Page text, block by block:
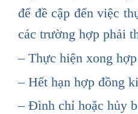
để đề cập đến việc
các trường hợp phải
– Thực hiện xong
– Hết hạn hợp đồng
– Đình chỉ hoặc hủy